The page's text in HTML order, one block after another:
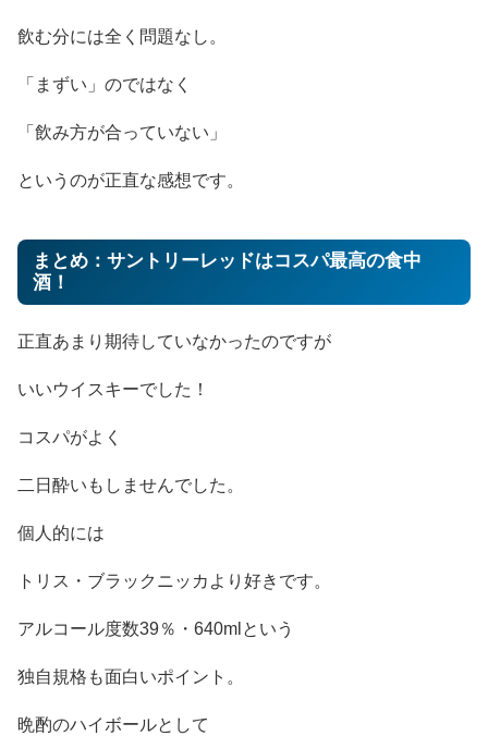
飲む分には全く問題なし。
「まずい」のではなく
「飲み方が合っていない」
というのが正直な感想です。
まとめ：サントリーレッドはコスパ最高の食中
酒！
正直あまり期待していなかったのですが
いいウイスキーでした！
コスパがよく
二日酔いもしませんでした。
個人的には
トリス・ブラックニッカより好きです。
アルコール度数39％・640mlという
独自規格も面白いポイント。
晩酌のハイボールとして